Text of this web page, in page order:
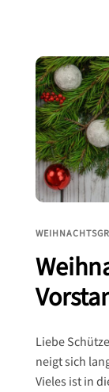
Liebe
neigt sich
Vieles ist in